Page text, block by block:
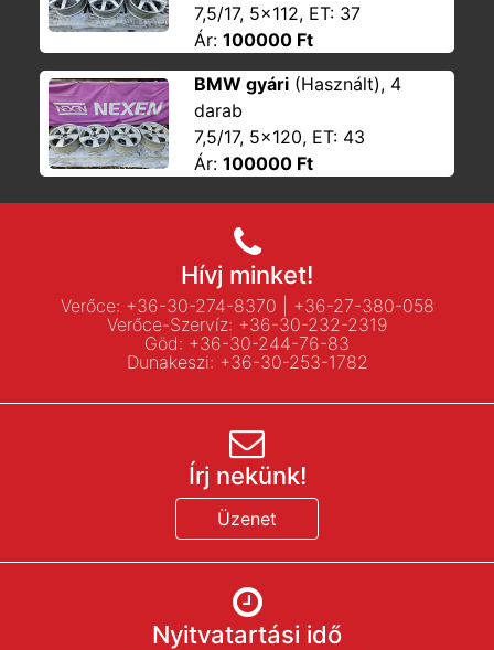
7,5/17, 5x112, ET: 37
Ár:100000 Ft
BMW gyári (Használt), 4
darab
7,5/17, 5x120, ET: 43
Ár:100000 Ft
Hívj minket!
Verőce: +36-30-274-8370
+36-27-380-058
Verőce-Szervíz: +36-30-232-2319
Göd: +36-30-244-76-83
Dunakeszi: +36-30-253-1782
Írj nekünk!
Üzenet
Nyitvatartási idő